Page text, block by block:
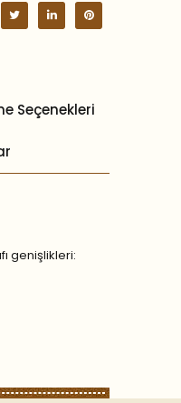
Seçenekleri
genişlikleri: